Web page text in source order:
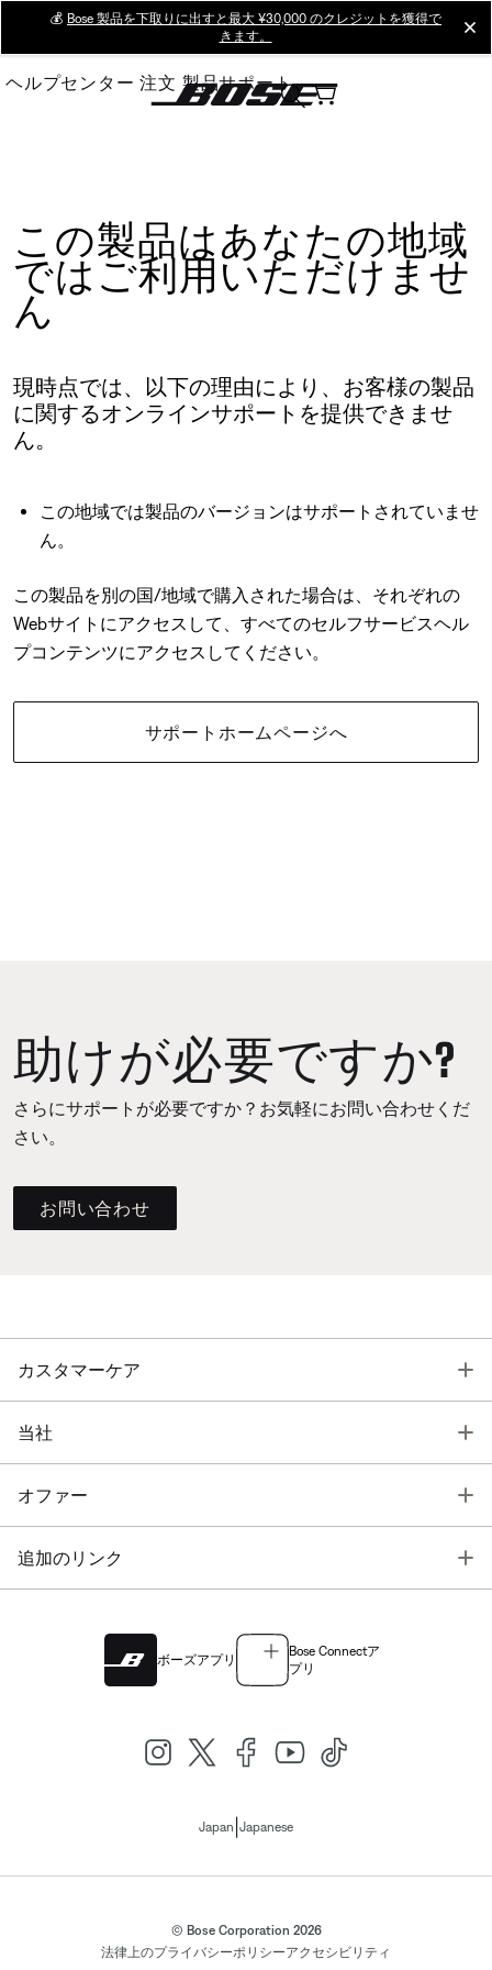
Main
💰 Bose 製品を下取りに出すと最大 ¥30,000 のクレジットを獲得で
きます。
ヘルプセンター 注文 製品サポート
この製品はあなたの地域
ではご利用いただけませ
ん
現時点では、以下の理由により、お客様の製品
に関するオンラインサポートを提供できませ
ん。
この地域では製品のバージョンはサポートされていませ
ん。
この製品を別の国/地域で購入された場合は、それぞれの
Webサイトにアクセスして、すべてのセルフサービスヘル
プコンテンツにアクセスしてください。
サポートホームページへ
助けが必要ですか?
さらにサポートが必要ですか？お気軽にお問い合わせくだ
さい。
お問い合わせ
カスタマーケア
当社
オファー
追加のリンク
ボーズアプリ
Bose Connectア
プリ
Japan Japanese
© Bose Corporation 2026
法律上のプライバシーポリシーアクセシビリティ